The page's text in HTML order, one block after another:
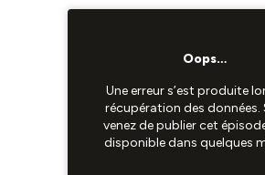
Oops…
Une erreur s’est produite
récupération des données.
venez de publier cet
disponible dans quelques